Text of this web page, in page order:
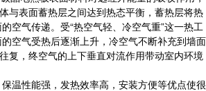
与表面蓄热层之间达到热态平衡，蓄热层将热
空气传递。受“热空气轻、冷空气重”这一热工
空气受热后逐渐上升，冷空气不断补充到墙面
复，终空气的上下垂直对流作用带动室内环境
温性能强，发热效率高，安装方便等优点使很